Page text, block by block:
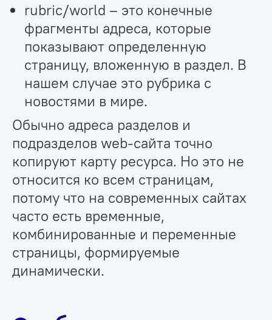
rubric/world – это конечные
фрагменты адреса, которые
показывают определенную
страницу, вложенную в раздел. В
нашем случае это рубрика с
новостями в мире.
Обычно адреса разделов и
подразделов web-сайта точно
копируют карту ресурса. Но это не
относится ко всем страницам,
потому что на современных сайтах
часто есть временные,
комбинированные и переменные
страницы, формируемые
динамически.